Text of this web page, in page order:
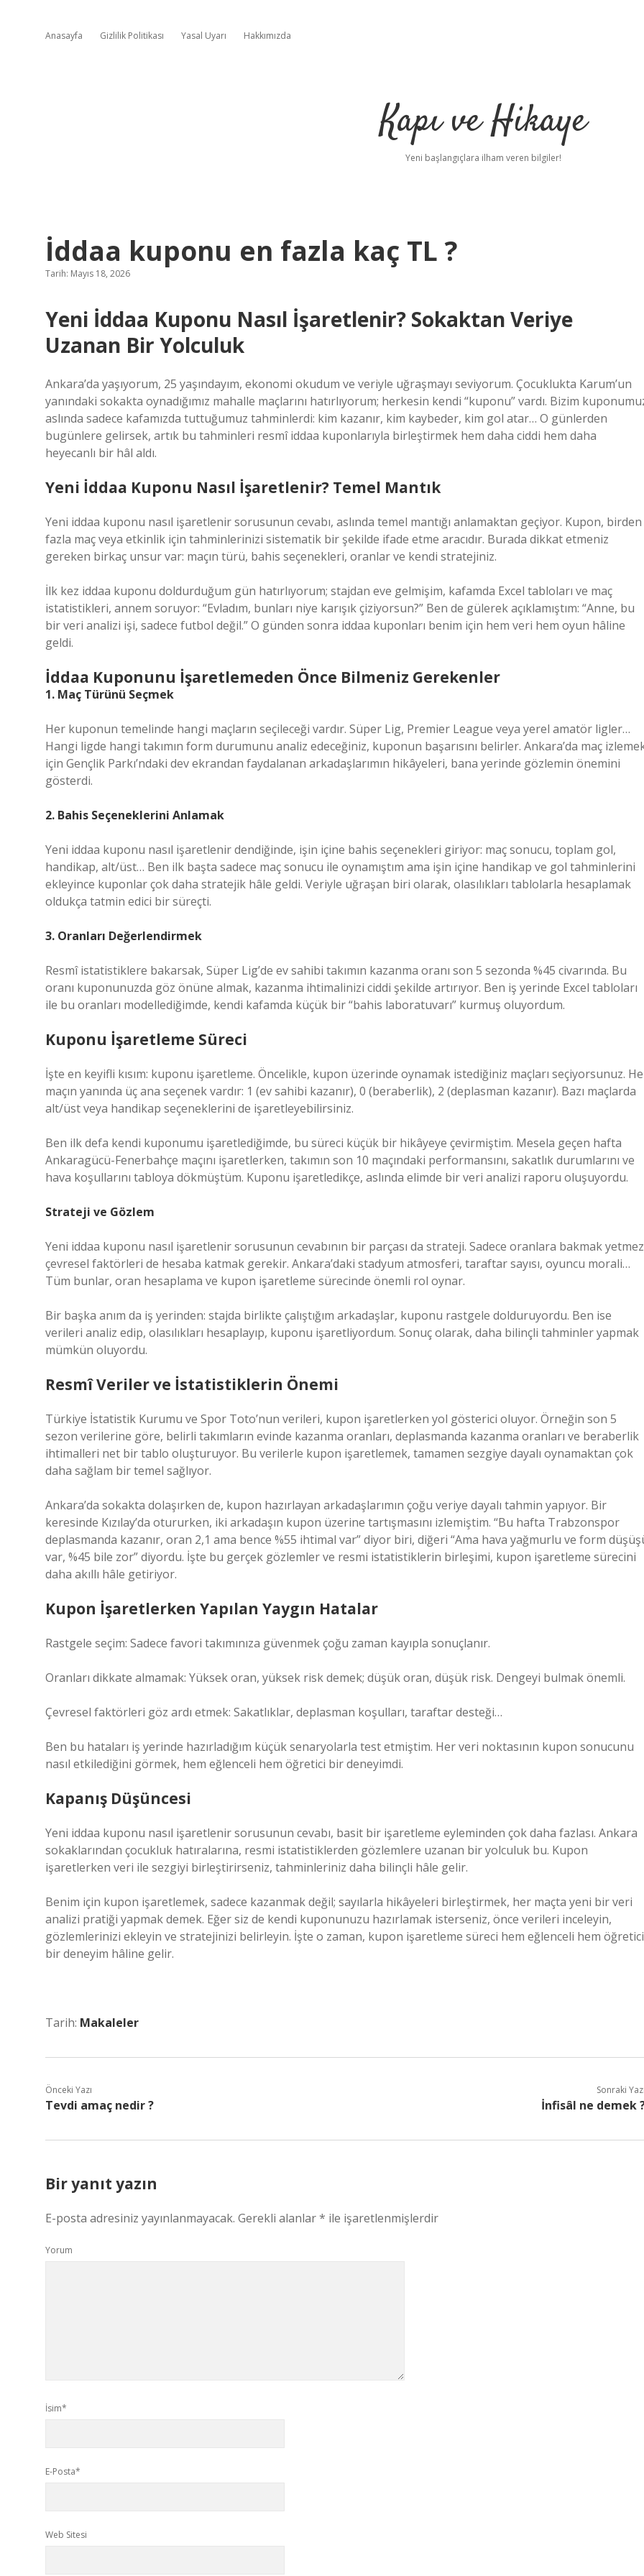
Anasayfa Gizlilik Politikası Yasal Uyarı Hakkımızda
Kapı ve Hikaye
Yeni başlangıçlara ilham veren bilgiler!
İddaa kuponu en fazla kaç TL ?
Tarih: Mayıs 18, 2026
Yeni İddaa Kuponu Nasıl İşaretlenir? Sokaktan Veriye
Uzanan Bir Yolculuk
Ankara’da yaşıyorum, 25 yaşındayım, ekonomi okudum ve veriyle uğraşmayı seviyorum. Çocuklukta Karum’un
yanındaki sokakta oynadığımız mahalle maçlarını hatırlıyorum; herkesin kendi “kuponu” vardı. Bizim
aslında sadece kafamızda tuttuğumuz tahminlerdi: kim kazanır, kim kaybeder, kim gol atar… O günlerden
bugünlere gelirsek, artık bu tahminleri resmî iddaa kuponlarıyla birleştirmek hem daha ciddi hem daha
heyecanlı bir hâl aldı.
Yeni İddaa Kuponu Nasıl İşaretlenir? Temel Mantık
Yeni iddaa kuponu nasıl işaretlenir sorusunun cevabı, aslında temel mantığı anlamaktan geçiyor. Kupon, birden
fazla maç veya etkinlik için tahminlerinizi sistematik bir şekilde ifade etme aracıdır. Burada dikkat etmeniz
gereken birkaç unsur var: maçın türü, bahis seçenekleri, oranlar ve kendi stratejiniz.
İlk kez iddaa kuponu doldurduğum gün hatırlıyorum; stajdan eve gelmişim, kafamda Excel tabloları ve maç
istatistikleri, annem soruyor: “Evladım, bunları niye karışık çiziyorsun?” Ben de gülerek açıklamıştım: “Anne, bu
bir veri analizi işi, sadece futbol değil.” O günden sonra iddaa kuponları benim için hem veri hem oyun hâline
geldi.
İddaa Kuponunu İşaretlemeden Önce Bilmeniz Gerekenler
1. Maç Türünü Seçmek
Her kuponun temelinde hangi maçların seçileceği vardır. Süper Lig, Premier League veya yerel amatör ligler…
Hangi ligde hangi takımın form durumunu analiz edeceğiniz, kuponun başarısını belirler. Ankara’da maç
için Gençlik Parkı’ndaki dev ekrandan faydalanan arkadaşlarımın hikâyeleri, bana yerinde gözlemin önemini
gösterdi.
2. Bahis Seçeneklerini Anlamak
Yeni iddaa kuponu nasıl işaretlenir dendiğinde, işin içine bahis seçenekleri giriyor: maç sonucu, toplam gol,
handikap, alt/üst… Ben ilk başta sadece maç sonucu ile oynamıştım ama işin içine handikap ve gol tahminlerini
ekleyince kuponlar çok daha stratejik hâle geldi. Veriyle uğraşan biri olarak, olasılıkları tablolarla hesaplamak
oldukça tatmin edici bir süreçti.
3. Oranları Değerlendirmek
Resmî istatistiklere bakarsak, Süper Lig’de ev sahibi takımın kazanma oranı son 5 sezonda %45 civarında. Bu
oranı kuponunuzda göz önüne almak, kazanma ihtimalinizi ciddi şekilde artırıyor. Ben iş yerinde Excel tabloları
ile bu oranları modellediğimde, kendi kafamda küçük bir “bahis laboratuvarı” kurmuş oluyordum.
Kuponu İşaretleme Süreci
İşte en keyifli kısım: kuponu işaretleme. Öncelikle, kupon üzerinde oynamak istediğiniz maçları seçiyorsunuz.
maçın yanında üç ana seçenek vardır: 1 (ev sahibi kazanır), 0 (beraberlik), 2 (deplasman kazanır). Bazı maçlarda
alt/üst veya handikap seçeneklerini de işaretleyebilirsiniz.
Ben ilk defa kendi kuponumu işaretlediğimde, bu süreci küçük bir hikâyeye çevirmiştim. Mesela geçen hafta
Ankaragücü-Fenerbahçe maçını işaretlerken, takımın son 10 maçındaki performansını, sakatlık durumlarını ve
hava koşullarını tabloya dökmüştüm. Kuponu işaretledikçe, aslında elimde bir veri analizi raporu oluşuyordu.
Strateji ve Gözlem
Yeni iddaa kuponu nasıl işaretlenir sorusunun cevabının bir parçası da strateji. Sadece oranlara bakmak
çevresel faktörleri de hesaba katmak gerekir. Ankara’daki stadyum atmosferi, taraftar sayısı, oyuncu morali…
Tüm bunlar, oran hesaplama ve kupon işaretleme sürecinde önemli rol oynar.
Bir başka anım da iş yerinden: stajda birlikte çalıştığım arkadaşlar, kuponu rastgele dolduruyordu. Ben ise
verileri analiz edip, olasılıkları hesaplayıp, kuponu işaretliyordum. Sonuç olarak, daha bilinçli tahminler yapmak
mümkün oluyordu.
Resmî Veriler ve İstatistiklerin Önemi
Türkiye İstatistik Kurumu ve Spor Toto’nun verileri, kupon işaretlerken yol gösterici oluyor. Örneğin son 5
sezon verilerine göre, belirli takımların evinde kazanma oranları, deplasmanda kazanma oranları ve beraberlik
ihtimalleri net bir tablo oluşturuyor. Bu verilerle kupon işaretlemek, tamamen sezgiye dayalı oynamaktan çok
daha sağlam bir temel sağlıyor.
Ankara’da sokakta dolaşırken de, kupon hazırlayan arkadaşlarımın çoğu veriye dayalı tahmin yapıyor. Bir
keresinde Kızılay’da otururken, iki arkadaşın kupon üzerine tartışmasını izlemiştim. “Bu hafta Trabzonspor
deplasmanda kazanır, oran 2,1 ama bence %55 ihtimal var” diyor biri, diğeri “Ama hava yağmurlu ve form
var, %45 bile zor” diyordu. İşte bu gerçek gözlemler ve resmi istatistiklerin birleşimi, kupon işaretleme sürecini
daha akıllı hâle getiriyor.
Kupon İşaretlerken Yapılan Yaygın Hatalar
Rastgele seçim: Sadece favori takımınıza güvenmek çoğu zaman kayıpla sonuçlanır.
Oranları dikkate almamak: Yüksek oran, yüksek risk demek; düşük oran, düşük risk. Dengeyi bulmak önemli.
Çevresel faktörleri göz ardı etmek: Sakatlıklar, deplasman koşulları, taraftar desteği…
Ben bu hataları iş yerinde hazırladığım küçük senaryolarla test etmiştim. Her veri noktasının kupon sonucunu
nasıl etkilediğini görmek, hem eğlenceli hem öğretici bir deneyimdi.
Kapanış Düşüncesi
Yeni iddaa kuponu nasıl işaretlenir sorusunun cevabı, basit bir işaretleme eyleminden çok daha fazlası. Ankara
sokaklarından çocukluk hatıralarına, resmi istatistiklerden gözlemlere uzanan bir yolculuk bu. Kupon
işaretlerken veri ile sezgiyi birleştirirseniz, tahminleriniz daha bilinçli hâle gelir.
Benim için kupon işaretlemek, sadece kazanmak değil; sayılarla hikâyeleri birleştirmek, her maçta yeni bir veri
analizi pratiği yapmak demek. Eğer siz de kendi kuponunuzu hazırlamak isterseniz, önce verileri inceleyin,
gözlemlerinizi ekleyin ve stratejinizi belirleyin. İşte o zaman, kupon işaretleme süreci hem eğlenceli hem öğretici
bir deneyim hâline gelir.
Tarih: Makaleler
Önceki Yazı
Tevdi amaç nedir ?
Sonraki
İnfisâl ne demek
Bir yanıt yazın
E-posta adresiniz yayınlanmayacak. Gerekli alanlar* ile işaretlenmişlerdir
Yorum
İsim*
E-Posta*
Web Sitesi